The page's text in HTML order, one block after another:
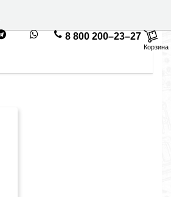
8 800 200–23–27
Корзина